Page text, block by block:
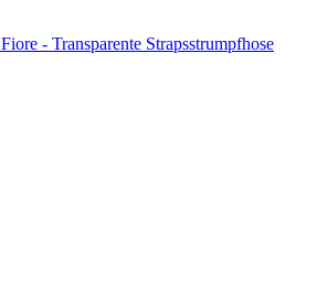
Fiore - Transparente Strapsstrumpfhose